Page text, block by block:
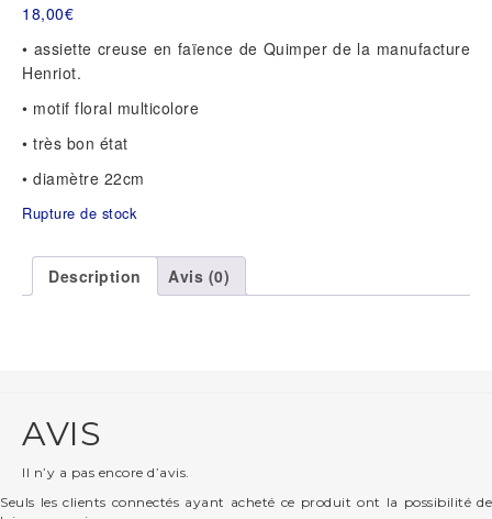
18,00€
• assiette creuse en faïence de Quimper de la manufacture
Henriot.
• motif floral multicolore
• très bon état
• diamètre 22cm
Rupture de stock
Description Avis (0)
AVIS
Il n’y a pas encore d’avis.
Seuls les clients connectés ayant acheté ce produit ont la possibilité de